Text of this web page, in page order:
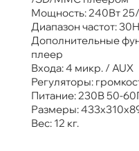
Мощность: 240Вт
Диапазон частот:
Дополнительные
плеер
Входа: 4 микр. / AUX
Регуляторы:
Питание: 230В 50-
Размеры:
Вес: 12 кг.